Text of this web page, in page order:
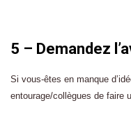
5 – Demandez
Si vous-êtes en manque
entourage/collègues de faire